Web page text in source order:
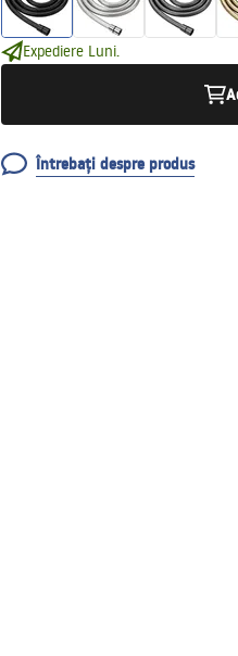
Expediere Luni.
Întrebați despre produs